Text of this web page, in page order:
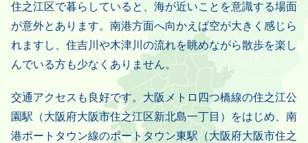
住之江区で暮らしていると、海が近いことを意識する場面
が意外とあります。南港方面へ向かえば空が大きく感じら
れますし、住吉川や木津川の流れを眺めながら散歩を楽し
んでいる方も少なくありません。
交通アクセスも良好です。大阪メトロ四つ橋線の住之江公
園駅（大阪府大阪市住之江区新北島一丁目）をはじめ、南
港ポートタウン線のポートタウン東駅（大阪府大阪市住之